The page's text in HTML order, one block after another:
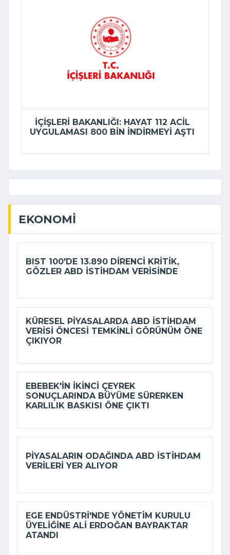
İÇIŞLERI BAKANLIĞI: HAYAT 112 ACIL
UYGULAMASI 800 BIN INDIRMEYI AŞTI
EKONOMI
BIST 100'DE 13.890 DIRENCI KRITIK,
GÖZLER ABD ISTIHDAM VERISINDE
KÜRESEL PIYASALARDA ABD ISTIHDAM
VERISI ÖNCESI TEMKINLI GÖRÜNÜM ÖNE
ÇIKIYOR
EBEBEK'IN IKINCI ÇEYREK
SONUÇLARINDA BÜYÜME SÜRERKEN
KARLILIK BASKISI ÖNE ÇIKTI
PIYASALARIN ODAĞINDA ABD ISTIHDAM
VERILERI YER ALIYOR
EGE ENDÜSTRI'NDE YÖNETIM KURULU
ÜYELIĞINE ALI ERDOĞAN BAYRAKTAR
ATANDI